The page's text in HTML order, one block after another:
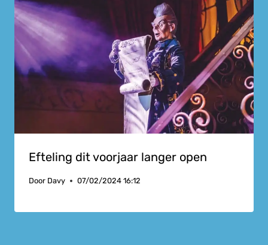
Efteling dit voorjaar langer open
Door Davy 07/02/2024 16:12